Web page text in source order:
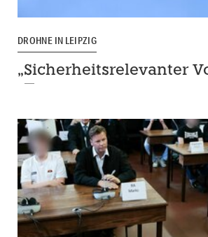
DROHNE IN LEIPZIG
„Sicherheitsrelevanter